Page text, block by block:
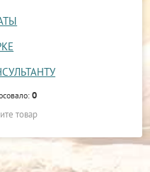
0
товар